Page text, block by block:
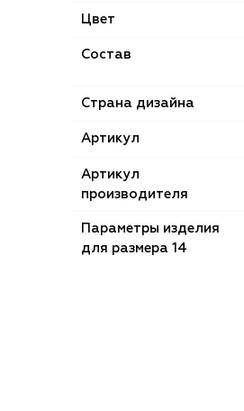
Цвет
Состав
Страна дизайна
Артикул
Артикул
производителя
Параметры изделия
для размера 14